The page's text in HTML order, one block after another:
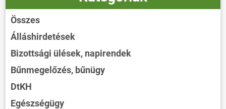
Összes
Álláshirdetések
Bizottsági ülések, napirendek
Bűnmegelőzés, bűnügy
DtKH
Egészségügy